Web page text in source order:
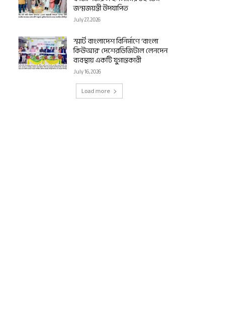
জন্মজয়ন্তী উদযাপিত
July 27, 2026
স্মার্ট বাংলাদেশ বিনির্মাণে ‘বাংলা
কিউআর’ দেশেরডিজিটাল লেনদেন
ব্যবস্থায় একটি যুগান্তকারী
July 16, 2026
Load more